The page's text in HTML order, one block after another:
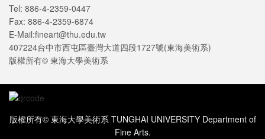
Tel: 886-4-2359-0447
Fax: 886-4-2359-6874
E-Mail:fineart@thu.edu.tw
407224台中市西屯區臺灣大道四段1727號(東海美術系)
版權所有© 東海大學美術系
版權所有© 東海大學美術系 TUNGHAI UNIVERSITY Department of
Fine Arts.